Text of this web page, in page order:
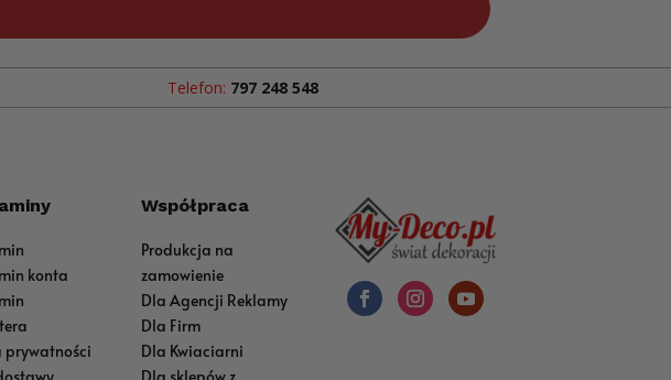
Telefon: 797 248 548
konta
prywatności
Współpraca
Produkcja na
zamowienie
Dla Agencji Reklamy
Dla Firm
Dla Kwiaciarni